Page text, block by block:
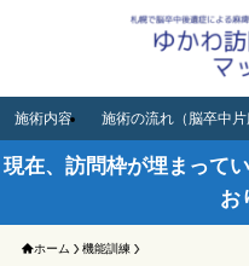
施術内容 施術の流れ（脳卒中
現在、訪問枠が埋まって
お
ホーム 機能訓練